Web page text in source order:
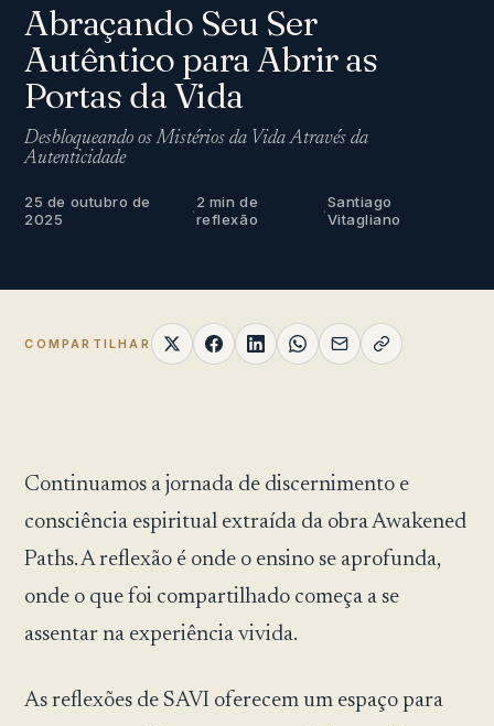
Abraçando Seu Ser
Autêntico para Abrir as
Portas da Vida
Desbloqueando os Mistérios da Vida Através da
Autenticidade
25 de outubro de
2025
·2 min de
reflexão
·Santiago
Vitagliano
COMPARTILHAR
Continuamos a jornada de discernimento e
consciência espiritual extraída da obra Awakened
Paths. A reflexão é onde o ensino se aprofunda,
onde o que foi compartilhado começa a se
assentar na experiência vivida.
As reflexões de SAVI oferecem um espaço para